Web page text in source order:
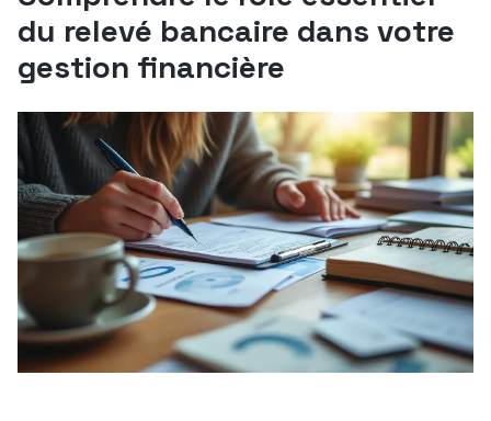
du relevé bancaire dans votre
gestion financière